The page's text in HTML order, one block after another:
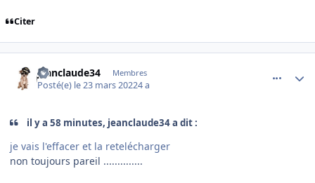
Citer
jeanclaude34 Membres
Posté(e) le 23 mars 20224 a
il y a 58 minutes, jeanclaude34 a dit :
je vais l'effacer et la retelécharger
non toujours pareil ..............